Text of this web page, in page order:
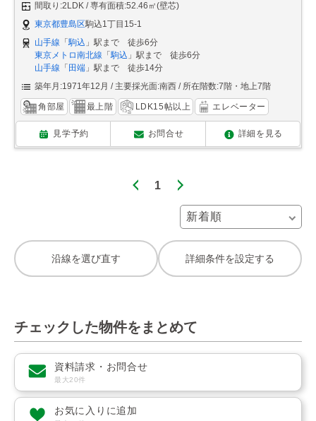
間取り:2LDK
専有面積:52.46㎡(壁芯)
東京都豊島区駒込1丁目15-1
山手線 「駒込 」駅まで 徒歩6分
東京メトロ南北線 「駒込 」駅まで 徒歩6分
山手線 「 田端 」駅まで 徒歩14分
築年月:1971年12月
主要採光面:南西 所在階数:7階・地上7階
角部屋 最上階 LDK15帖以上 エレベーター
見学予約 お問合せ 詳細を見る
1
沿線を選び直す 詳細条件を設定する
チェックした物件をまとめて
資料請求・お問合せ
最大20件
お気に入りに追加